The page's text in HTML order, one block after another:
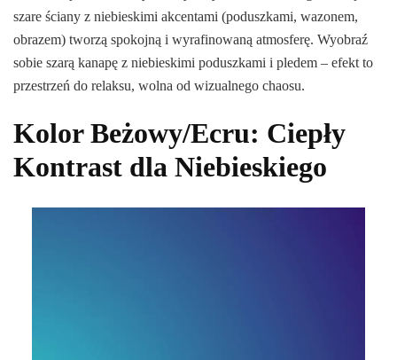
szare ściany z niebieskimi akcentami (poduszkami, wazonem,
obrazem) tworzą spokojną i wyrafinowaną atmosferę. Wyobraź
sobie szarą kanapę z niebieskimi poduszkami i pledem – efekt to
przestrzeń do relaksu, wolna od wizualnego chaosu.
Kolor Beżowy/Ecru: Ciepły
Kontrast dla Niebieskiego